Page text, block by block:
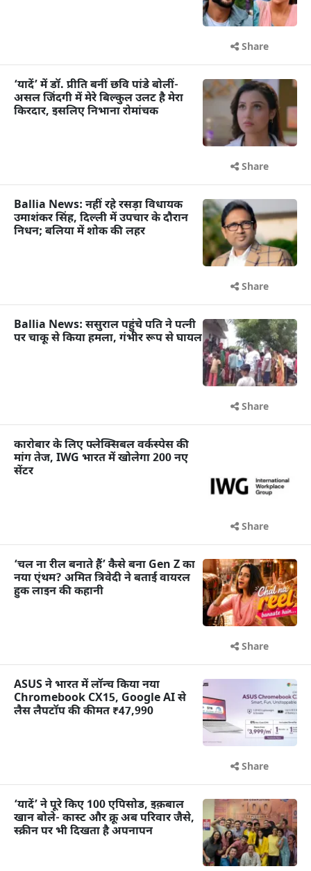
Share
‘यादें’ में डॉ. प्रीति बनीं छवि पांडे बोलीं-
असल जिंदगी में मेरे बिल्कुल उलट है मेरा
किरदार, इसलिए निभाना रोमांचक
Share
Ballia News: नहीं रहे रसड़ा विधायक
उमाशंकर सिंह, दिल्ली में उपचार के दौरान
निधन; बलिया में शोक की लहर
Share
Ballia News: ससुराल पहुंचे पति ने पत्नी
पर चाकू से किया हमला, गंभीर रूप से घायल
Share
कारोबार के लिए फ्लेक्सिबल वर्कस्पेस की
मांग तेज, IWG भारत में खोलेगा 200 नए
सेंटर
Share
‘चल ना रील बनाते हैं’ कैसे बना Gen Z का
नया एंथम? अमित त्रिवेदी ने बताई वायरल
हुक लाइन की कहानी
Share
ASUS ने भारत में लॉन्च किया नया
Chromebook CX15, Google AI से
लैस लैपटॉप की कीमत ₹47,990
Share
‘यादें’ ने पूरे किए 100 एपिसोड, इक़बाल
खान बोले- कास्ट और क्रू अब परिवार जैसे,
स्क्रीन पर भी दिखता है अपनापन